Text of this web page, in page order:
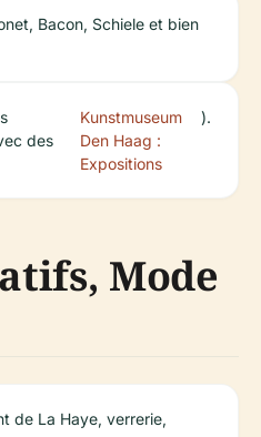
Bacon, Schiele et bien
des
Kunstmuseum
Den Haag :
Expositions
).
Mode
de La Haye, verrerie,